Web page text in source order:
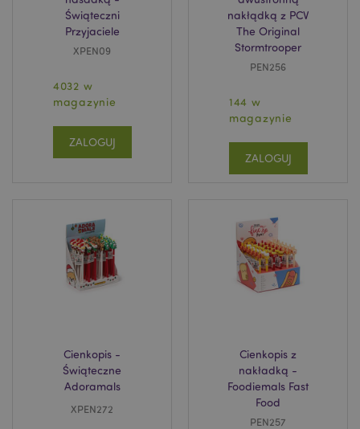
Świąteczni
Przyjaciele
XPEN09
4032 w
magazynie
ZALOGUJ
nakłądką z PCV
The Original
Stormtrooper
PEN256
144 w
magazynie
ZALOGUJ
Cienkopis -
Świąteczne
Adoramals
XPEN272
Cienkopis z
nakładką -
Foodiemals Fast
Food
PEN257
Nazwa
Provider
Domena
CookieScript
.puckator.pl
mage-cache-storage-section-
invalidation
Adobe Inc.
www.puckator.pl
form_key
Adobe Inc.
.www.puckator.pl
Google
Privacy Policy